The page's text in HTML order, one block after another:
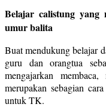
Belajar calistung
umur balita
Buat mendukung belajar
guru dan orangtua
mengajarkan
merupakan sebagian
untuk TK.